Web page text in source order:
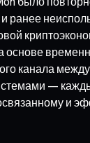
ранее
основе
канала
—
и